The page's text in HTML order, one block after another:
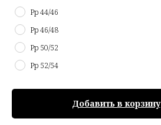
Рр 44/46
Рр 46/48
Рр 50/52
Рр 52/54
Добавить в корзину